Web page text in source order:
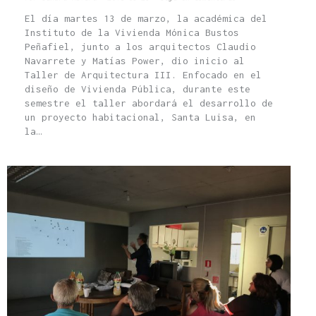
El día martes 13 de marzo, la académica del
Instituto de la Vivienda Mónica Bustos
Peñafiel, junto a los arquitectos Claudio
Navarrete y Matías Power, dio inicio al
Taller de Arquitectura III. Enfocado en el
diseño de Vivienda Pública, durante este
semestre el taller abordará el desarrollo de
un proyecto habitacional, Santa Luisa, en
la…